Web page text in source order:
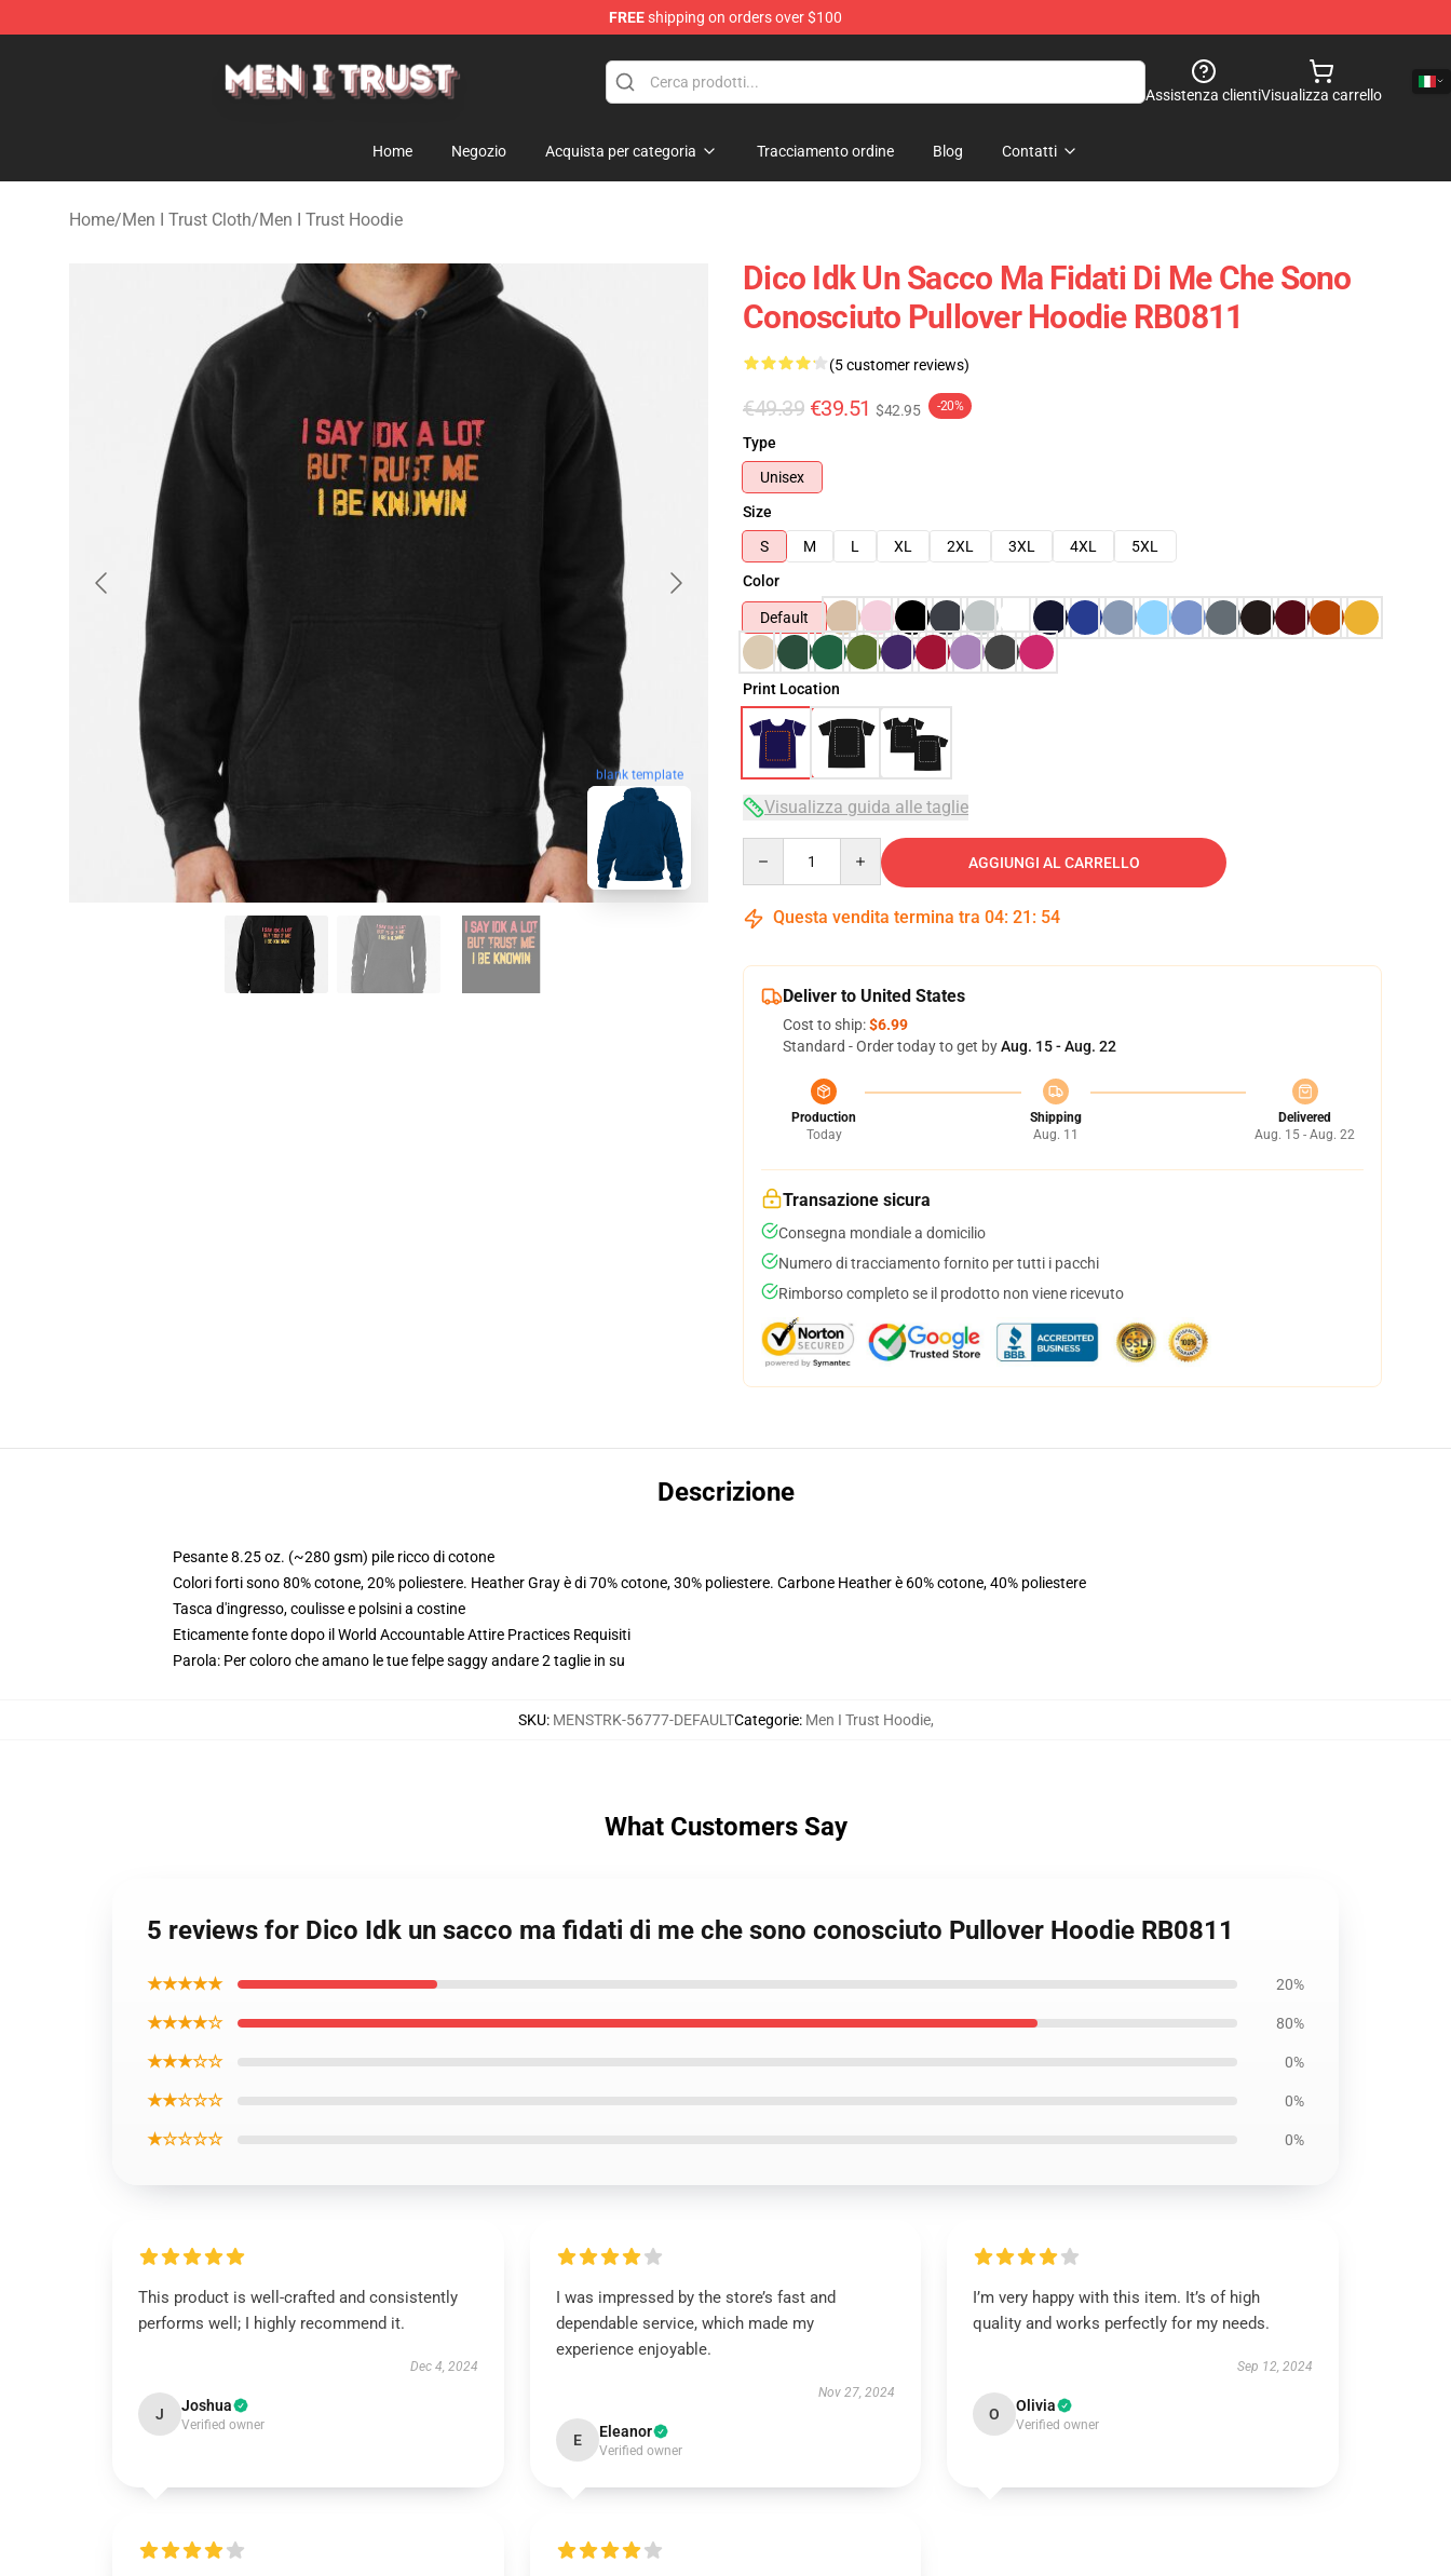
FREEshipping on orders over $100
Assistenza clientiVisualizza carrello
Home Negozio Acquista per categoria Tracciamento ordine Blog Contatti
Home/Men I Trust Cloth/Men I Trust Hoodie
blank template
Dico Idk Un Sacco Ma Fidati Di Me Che Sono
Conosciuto Pullover Hoodie RB0811
(5 customer reviews)
€49.39 €39.51 $42.95 -20%
Type
Unisex
Size
S
M L XL 2XL 3XL 4XL
5XL
Color
Default
Print Location
Visualizza guida alle taglie
AGGIUNGI AL CARRELLO
Questa vendita termina tra 04: 21 : 53
Deliver to United States
Cost to ship:$6.99
Standard - Order today to get byAug. 15 - Aug. 22
Production
Today
Shipping
Aug. 11
Delivered
Aug. 15 - Aug. 22
Transazione sicura
Consegna mondiale a domicilio
Numero di tracciamento fornito per tutti i pacchi
Rimborso completo se il prodotto non viene ricevuto
Descrizione
Pesante 8.25 oz. (~280 gsm) pile ricco di cotone
Colori forti sono 80% cotone, 20% poliestere. Heather Gray è di 70% cotone, 30% poliestere. Carbone Heather è 60% cotone, 40% poliestere
Tasca d'ingresso, coulisse e polsini a costine
Eticamente fonte dopo il World Accountable Attire Practices Requisiti
Parola: Per coloro che amano le tue felpe saggy andare 2 taglie in su
SKU: MENSTRK-56777-DEFAULTCategorie: Men I Trust Hoodie,
What Customers Say
5 reviews for Dico Idk un sacco ma fidati di me che sono conosciuto Pullover Hoodie RB0811
★★★★★ 20%
★★★★☆ 80%
★★★☆☆ 0%
★★☆☆☆ 0%
★☆☆☆☆ 0%
This product is well-crafted and consistently
performs well; I highly recommend it.
Dec 4, 2024
J Joshua
Verified owner
I was impressed by the store’s fast and
dependable service, which made my
experience enjoyable.
Nov 27, 2024
E Eleanor
Verified owner
I’m very happy with this item. It’s of high
quality and works perfectly for my needs.
Sep 12, 2024
O Olivia
Verified owner